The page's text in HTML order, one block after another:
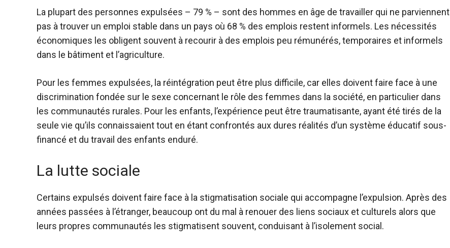
La plupart des personnes expulsées – 79 % – sont des hommes en âge de travailler qui ne parviennent
pas à trouver un emploi stable dans un pays où 68 % des emplois restent informels. Les nécessités
économiques les obligent souvent à recourir à des emplois peu rémunérés, temporaires et informels
dans le bâtiment et l’agriculture.
Pour les femmes expulsées, la réintégration peut être plus difficile, car elles doivent faire face à une
discrimination fondée sur le sexe concernant le rôle des femmes dans la société, en particulier dans
les communautés rurales. Pour les enfants, l’expérience peut être traumatisante, ayant été tirés de la
seule vie qu’ils connaissaient tout en étant confrontés aux dures réalités d’un système éducatif sous-
financé et du travail des enfants enduré.
La lutte sociale
Certains expulsés doivent faire face à la stigmatisation sociale qui accompagne l’expulsion. Après des
années passées à l’étranger, beaucoup ont du mal à renouer des liens sociaux et culturels alors que
leurs propres communautés les stigmatisent souvent, conduisant à l’isolement social.